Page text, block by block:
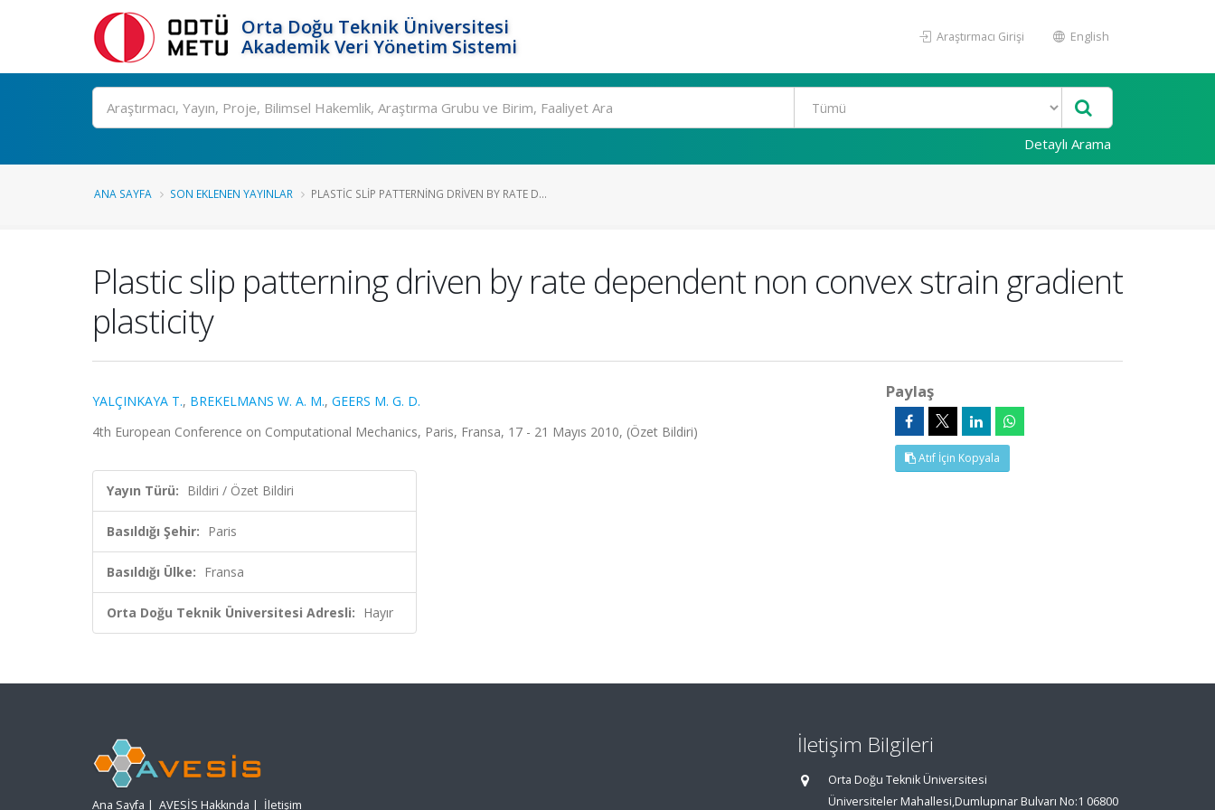
Orta Doğu Teknik Üniversitesi
Akademik Veri Yönetim Sistemi
Araştırmacı Girişi English
Ara
Detaylı Arama
ANA SAYFA SON EKLENEN YAYINLAR PLASTIC SLIP PATTERNING DRIVEN BY RATE D...
Plastic slip patterning driven by rate dependent non convex strain gradient
plasticity
YALÇINKAYA T., BREKELMANS W. A. M., GEERS M. G. D.
4th European Conference on Computational Mechanics, Paris, Fransa, 17 - 21 Mayıs 2010, (Özet Bildiri)
Yayın Türü: Bildiri / Özet Bildiri
Basıldığı Şehir: Paris
Basıldığı Ülke: Fransa
Orta Doğu Teknik Üniversitesi Adresli: Hayır
Paylaş
Atıf İçin Kopyala
Ana Sayfa | AVESİS Hakkında | İletişim
İletişim Bilgileri
Orta Doğu Teknik Üniversitesi
Üniversiteler Mahallesi,Dumlupınar Bulvarı No:1 06800